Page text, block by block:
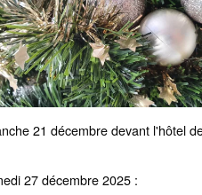
21 décembre devant l'hôtel
27 décembre 2025 :